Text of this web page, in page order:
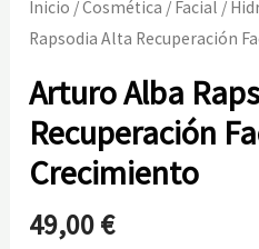
Inicio /Cosmética / Facial /
Rapsodia Alta Recuperación
Arturo Alba
Recuperación
Crecimiento
49,00€